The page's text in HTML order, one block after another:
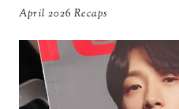
April 2026 Recaps